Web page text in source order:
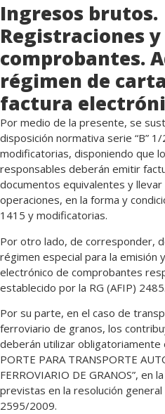
Ingresos brutos.
Registraciones
comprobantes.
régimen de
factura
Por medio de la presente, se
disposición normativa serie “B”
modificatorias, disponiendo que
responsables deberán emitir
documentos equivalentes y
operaciones, en la forma y
1415 y modificatorias.
Por otro lado, de corresponder,
régimen especial para la emisión
electrónico de comprobantes
establecido por la RG (AFIP) 2485.
Por su parte, en el caso de
ferroviario de granos, los
deberán utilizar obligatoriamente
PORTE PARA TRANSPORTE
FERROVIARIO DE GRANOS”, en
previstas en la resolución general
2595/2009.